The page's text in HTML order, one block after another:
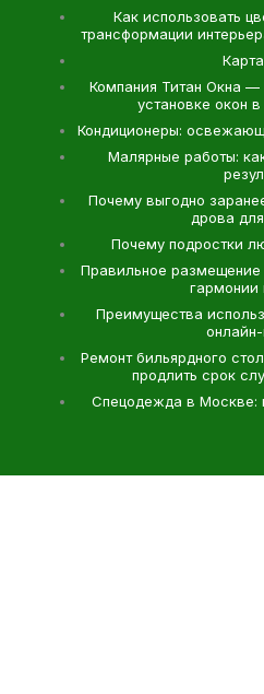
Как использовать
трансформации
Компания Титан Окна
установке окон
Кондиционеры:
Малярные работы:
Почему выгодно
дрова
Почему подростки
Правильное
гармонии
Преимущества
Ремонт бильярдного
продлить срок
Спецодежда в Москве: